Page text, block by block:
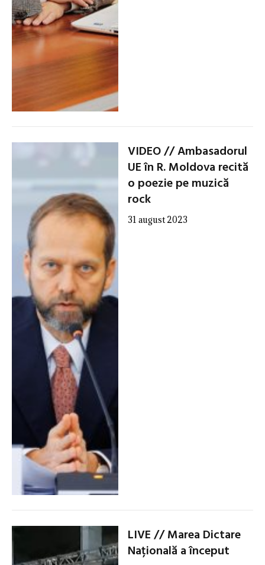
VIDEO // Ambasadorul
UE în R. Moldova recită
o poezie pe muzică
rock
31 august 2023
LIVE // Marea Dictare
Națională a început